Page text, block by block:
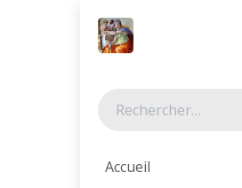
Accueil
Tous les produits